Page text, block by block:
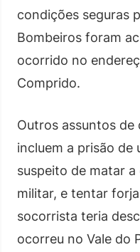
condições seguras
Bombeiros foram
ocorrido no
Comprido.
Outros assuntos
incluem a prisão
suspeito de matar a
militar, e tentar
socorrista teria
ocorreu no Vale do